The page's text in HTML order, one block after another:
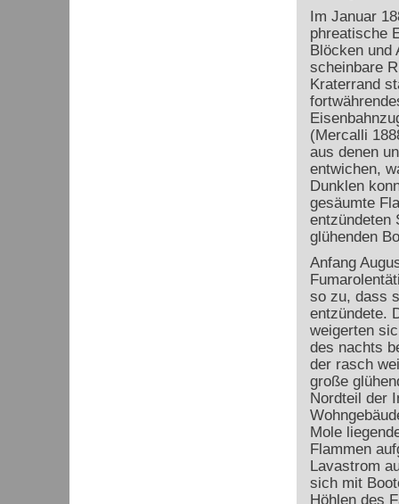
Im Januar
phreatische
Blöcken und
scheinbare
Kraterrand
(Mercalli
aus denen
entwichen,
Dunklen
gesäumte
entzündeten
glühenden
Anfang
so zu, dass
entzündete.
weigerten
des nachts
der rasch
große
Nordteil der
Mole
Flammen
Lavastrom
sich mit
Höhlen des